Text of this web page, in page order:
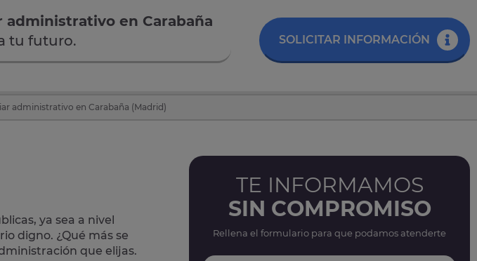
administrativo en Carabaña
tu futuro. SOLICITAR INFORMACIÓN
administrativo en Carabaña (Madrid)
ya sea a nivel
digno. ¿Qué más se
que elijas.
TE INFORMAMOS
SIN COMPROMISO
Rellena el formulario para que podamos atenderte